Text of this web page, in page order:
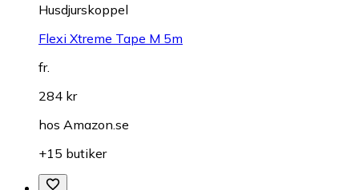
Husdjurskoppel
Flexi Xtreme Tape M 5m
fr.
284 kr
hos Amazon.se
+15 butiker